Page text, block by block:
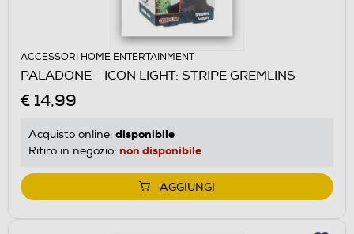
ACCESSORI HOME ENTERTAINMENT
PALADONE - ICON LIGHT: STRIPE GREMLINS
€ 14,99
Acquisto online: disponibile
Ritiro in negozio: non disponibile
AGGIUNGI